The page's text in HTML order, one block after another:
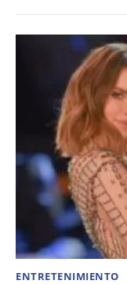
ENTRETENIMIENTO